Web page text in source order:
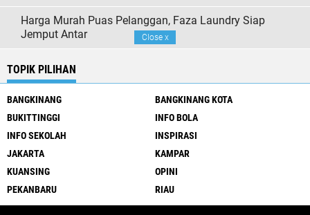
Harga Murah Puas Pelanggan, Faza Laundry Siap
Jemput Antar
TOPIK PILIHAN
BANGKINANG
BANGKINANG KOTA
BUKITTINGGI
INFO BOLA
INFO SEKOLAH
INSPIRASI
JAKARTA
KAMPAR
KUANSING
OPINI
PEKANBARU
RIAU
Close x